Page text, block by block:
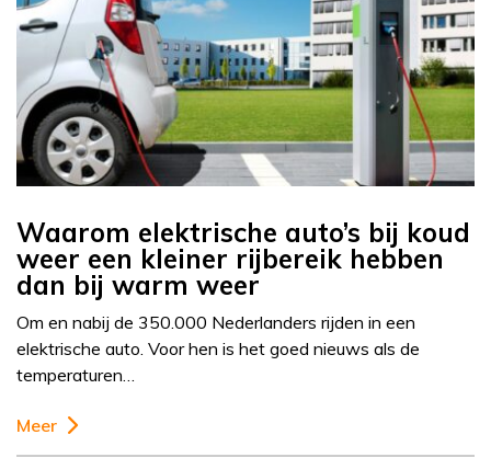
Waarom elektrische auto’s bij koud
weer een kleiner rijbereik hebben
dan bij warm weer
Om en nabij de 350.000 Nederlanders rijden in een
elektrische auto. Voor hen is het goed nieuws als de
temperaturen…
Meer